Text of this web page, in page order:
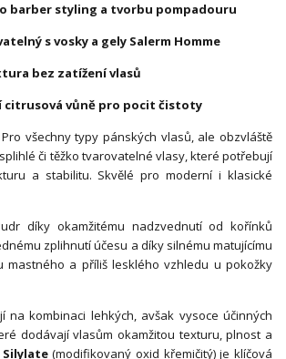
barber styling a tvorbu pompadouru
s vosky a gely Salerm Homme
bez zatížení vlasů
citrusová vůně pro pocit čistoty
Pro všechny typy pánských vlasů, ale obzvláště
či těžko tvarovatelné vlasy, které potřebují
a stabilitu. Skvělé pro moderní i klasické
díky okamžitému nadzvednutí od kořínků
zplihnutí účesu a díky silnému matujícímu
mastného a příliš lesklého vzhledu u pokožky
na kombinaci lehkých, avšak vysoce účinných
dodávají vlasům okamžitou texturu, plnost a
Silylate(modifikovaný oxid křemičitý) je klíčová